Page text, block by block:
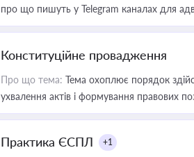
про що пишуть у Telegram каналах для
Конституційне провадження
Про що тема: Тема охоплює порядок
ухвалення актів і формування правових
Практика ЄСПЛ +1